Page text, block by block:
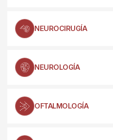
NEUROCIRUGÍA
NEUROLOGÍA
OFTALMOLOGÍA